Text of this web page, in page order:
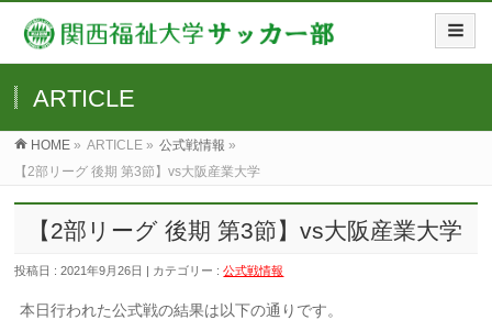
ARTICLE
HOME » ARTICLE » 公式戦情報 »
【2部リーグ 後期 第3節】vs大阪産業大学
【2部リーグ 後期 第3節】vs大阪産業大学
投稿日 : 2021年9月26日 | カテゴリー :公式戦情報
本日行われた公式戦の結果は以下の通りです。